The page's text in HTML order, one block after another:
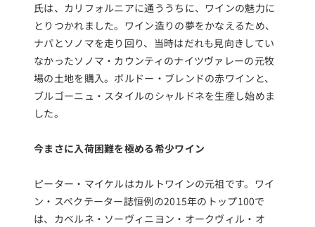
氏は、カリフォルニアに通ううちに、ワインの魅力に
とりつかれました。ワイン造りの夢をかなえるため、
ナパとソノマを走り回り、当時はだれも見向きしてい
なかったソノマ・カウンティのナイツヴァレーの元牧
場の土地を購入。ボルドー・ブレンドの赤ワインと、
ブルゴーニュ・スタイルのシャルドネを生産し始めま
した。
今まさに入荷困難を極める希少ワイン
ピーター・マイケルはカルトワインの元祖です。ワイ
ン・スペクテーター誌恒例の2015年のトップ100で
は、カベルネ・ソーヴィニヨン・オークヴィル・オ